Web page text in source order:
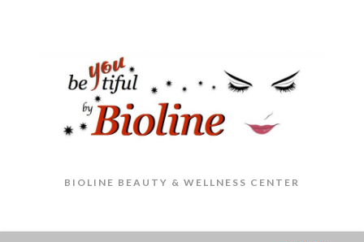
BIOLINE BEAUTY & WELLNESS CENTER